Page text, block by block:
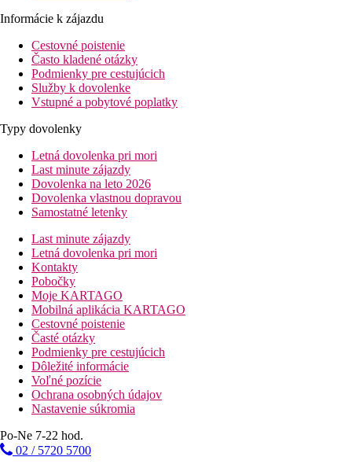
Informácie k zájazdu
Cestovné poistenie
Často kladené otázky
Podmienky pre cestujúcich
Služby k dovolenke
Vstupné a pobytové poplatky
Typy dovolenky
Letná dovolenka pri mori
Last minute zájazdy
Dovolenka na leto 2026
Dovolenka vlastnou dopravou
Samostatné letenky
Last minute zájazdy
Letná dovolenka pri mori
Kontakty
Pobočky
Moje KARTAGO
Mobilná aplikácia KARTAGO
Cestovné poistenie
Časté otázky
Podmienky pre cestujúcich
Dôležité informácie
Voľné pozície
Ochrana osobných údajov
Nastavenie súkromia
Po-Ne 7-22 hod.
02 / 5720 5700